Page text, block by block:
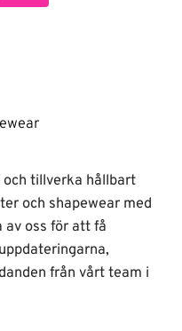
tillverka hållbart
och shapewear med
av oss för att få
från vårt team i